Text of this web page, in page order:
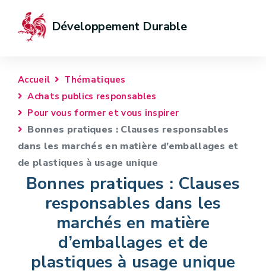
Développement Durable
Accueil
Thématiques
Achats publics responsables
Pour vous former et vous inspirer
Bonnes pratiques : Clauses responsables
dans les marchés en matière d’emballages et
de plastiques à usage unique
Bonnes pratiques : Clauses
responsables dans les
marchés en matière
d’emballages et de
plastiques à usage unique